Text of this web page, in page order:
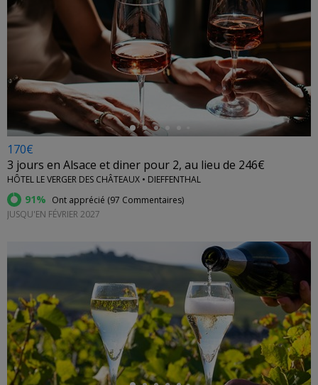
←
170€
3 jours en Alsace et diner pour 2, au lieu de 246€
HÔTEL LE VERGER DES CHÂTEAUX • DIEFFENTHAL
91% Ont apprécié (97 Commentaires)
JUSQU'EN FÉVRIER 2027
←